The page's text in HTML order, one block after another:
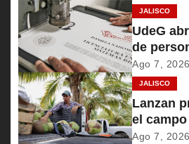
ó
n
d
e
e
JALISCO
UdeG
de
Ago 7, 2026
JALISCO
Lanzan
el
Ago 7, 2026